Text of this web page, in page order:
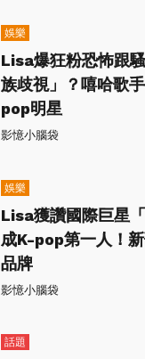
娛樂
Lisa爆狂粉恐怖跟
族歧視」？嘻哈歌
pop明星
影憶小腦袋
娛樂
Lisa獲讚國際巨星「
成K-pop第一人！
品牌
影憶小腦袋
話題